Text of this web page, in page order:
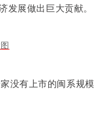
发展做出巨大贡献。
没有上市的闽系规模